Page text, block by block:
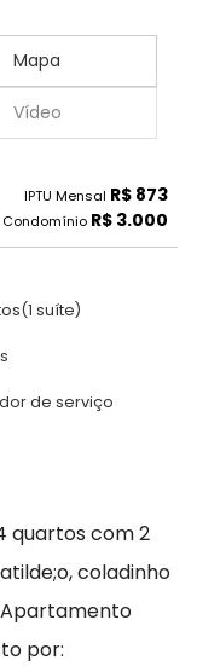
Mapa
Vídeo
IPTU Mensal R$ 873
Condomínio R$ 3.000
(1 suíte)
de serviço
quartos com 2
coladinho
Apartamento
por: